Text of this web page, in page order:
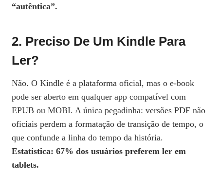
“autêntica”.
2. Preciso De Um Kindle Para
Ler?
Não. O Kindle é a plataforma oficial, mas o e‑book
pode ser aberto em qualquer app compatível com
EPUB ou MOBI. A única pegadinha: versões PDF não
oficiais perdem a formatação de transição de tempo, o
que confunde a linha do tempo da história.
Estatística: 67% dos usuários preferem ler em
tablets.